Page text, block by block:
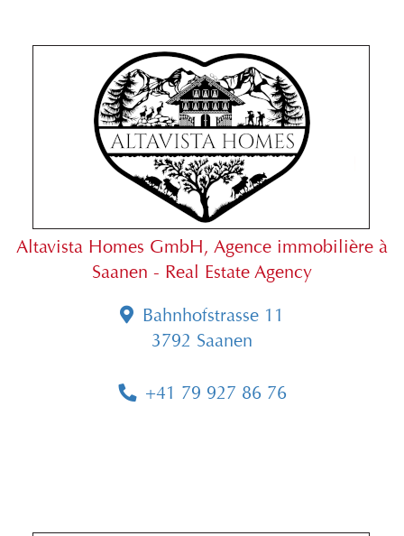
Altavista Homes GmbH, Agence immobilière à
Saanen - Real Estate Agency
Bahnhofstrasse 11
3792 Saanen
+41 79 927 86 76